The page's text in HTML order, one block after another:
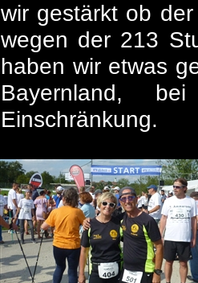
wir gestärkt ob
wegen der 213
haben wir etwas
Bayernland,
Einschränkung.